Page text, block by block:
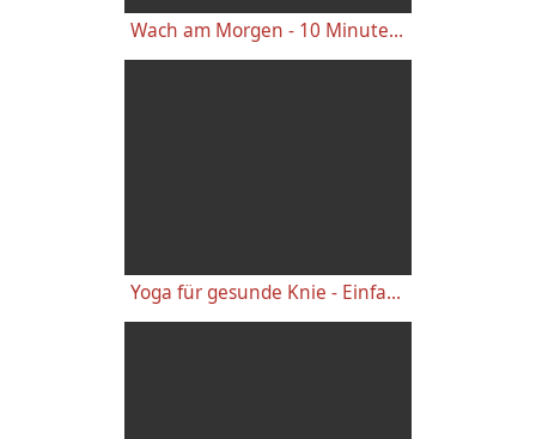
Wach am Morgen - 10 Minuten Yogastunde für Energie
Yoga für gesunde Knie - Einfache wirkungsvolle Gelenkübungen